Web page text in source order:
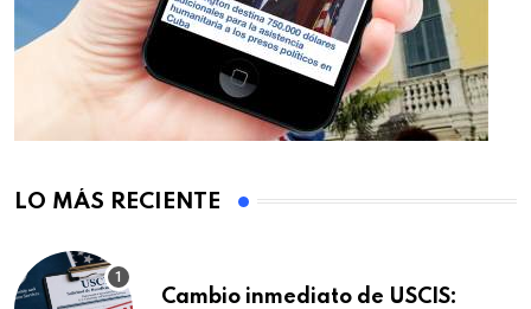
LO MÁS RECIENTE
Cambio inmediato de USCIS: